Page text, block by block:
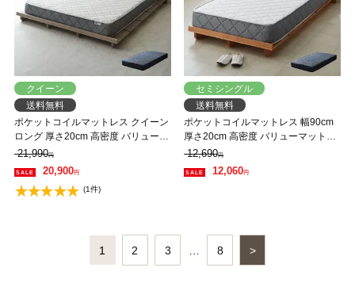
クイーン
送料無料
ポケットコイルマットレス クイーン
ロング 厚さ20cm 高密度 バリューマ
ットレス ネルコンシェルジュ マッ
トレス 抗菌防臭 防ダニ
21,990円
20,900円
(1件)
セミシングル
送料無料
ポケットコイルマットレス 幅90cm
厚さ20cm 高密度 バリューマットレ
ス ネルコンシェルジュ マットレス
抗菌防臭 防ダニ 圧縮梱包
12,690円
12,060円
1 2 3 8 >